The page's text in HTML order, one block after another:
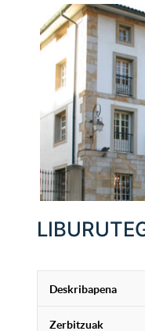
Deskribapena
Zerbitzuak